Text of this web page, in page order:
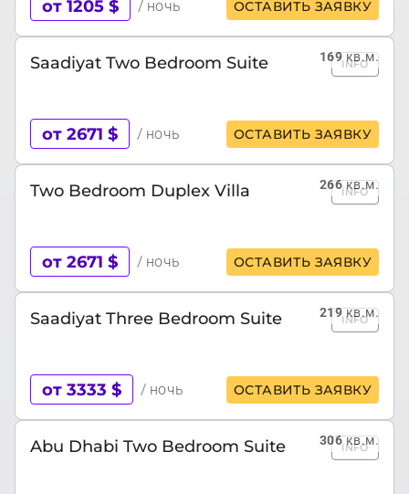
от 1205 $ / ночь ОСТАВИТЬ ЗАЯВКУ
169кв.м.
Saadiyat Two Bedroom Suite INFO
от 2671 $ / ночь ОСТАВИТЬ ЗАЯВКУ
266кв.м.
Two Bedroom Duplex Villa INFO
от 2671 $ / ночь ОСТАВИТЬ ЗАЯВКУ
219кв.м.
Saadiyat Three Bedroom Suite INFO
от 3333 $ / ночь ОСТАВИТЬ ЗАЯВКУ
306кв.м.
Abu Dhabi Two Bedroom Suite INFO